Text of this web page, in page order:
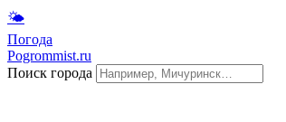
🌤
Погода
Pogrommist.ru
Поиск города